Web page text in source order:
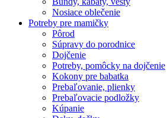
Nosiace oblečenie
Potreby pre mamičky
Pôrod
Súpravy do porodnice
Dojčenie
Potreby, pomôcky na dojčenie
Kokony pre babatka
Prebaľovanie, plienky
Prebaľovacie podložky
Kúpanie